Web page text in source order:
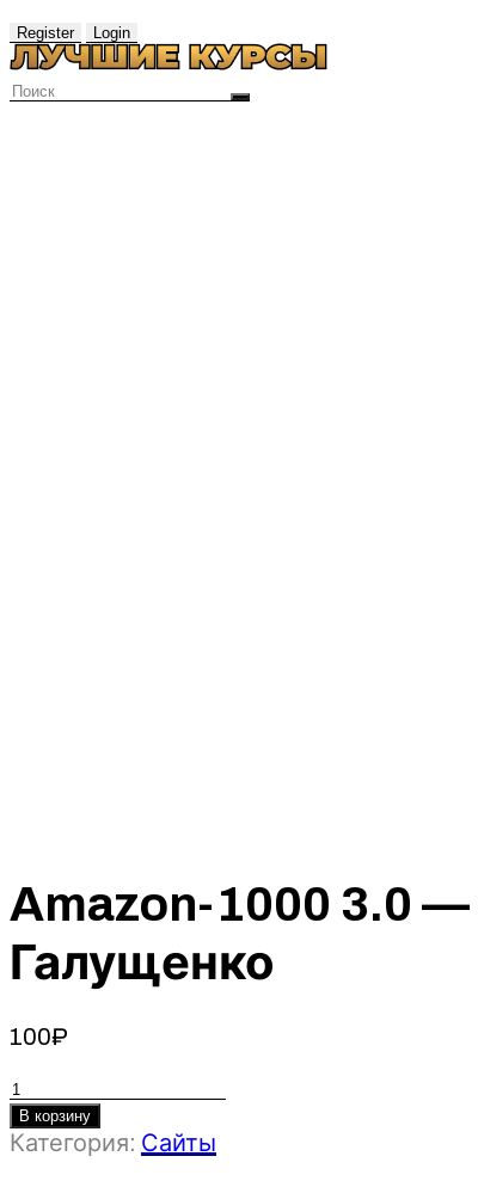
Register Login
Amazon-1000 3.0
Галущенко
100₽
Количество
товара
Amazon-
В корзину
Категория: Сайты